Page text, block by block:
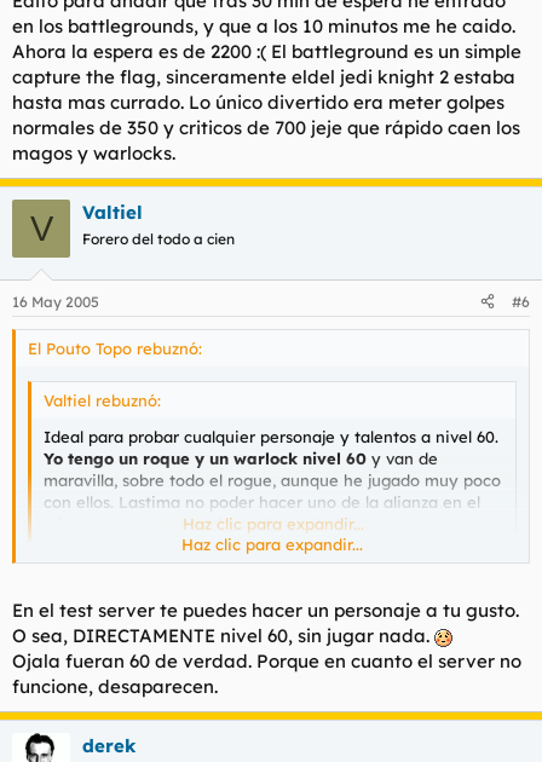
en los battlegrounds, y que a los 10 minutos me he caido.
Ahora la espera es de 2200 :( El battleground es un simple
capture the flag, sinceramente eldel jedi knight 2 estaba
hasta mas currado. Lo único divertido era meter golpes
normales de 350 y criticos de 700 jeje que rápido caen los
magos y warlocks.
V Valtiel
Forero del todo a cien
16 May 2005 #6
El Pouto Topo rebuznó:
Valtiel rebuznó:
Ideal para probar cualquier personaje y talentos a nivel 60.
Yo tengo un roque y un warlock nivel 60 y van de
maravilla, sobre todo el rogue, aunque he jugado muy poco
con ellos. Lastima no poder hacer uno de la alianza en el
mismo server para poder probar paladines.
Haz clic para expandir...
Jojaoaj que ENFERMO coño.
Me gusta
Haz clic para expandir...
En el test server te puedes hacer un personaje a tu gusto.
O sea, DIRECTAMENTE nivel 60, sin jugar nada.
Ojala fueran 60 de verdad. Porque en cuanto el server no
funcione, desaparecen.
derek